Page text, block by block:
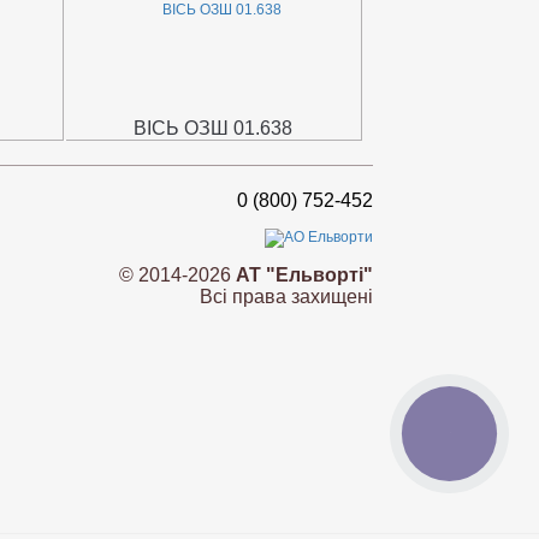
ВІСЬ ОЗШ 01.638
0 (800) 752-452
© 2014-2026 АТ "Ельворті"
Всі права захищені